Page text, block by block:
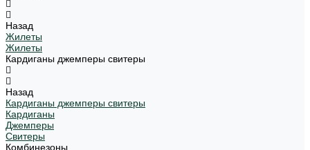
Назад
Жилеты
Жилеты
Кардиганы джемперы свитеры
Назад
Кардиганы джемперы свитеры
Кардиганы
Джемперы
Свитеры
Комбинезоны